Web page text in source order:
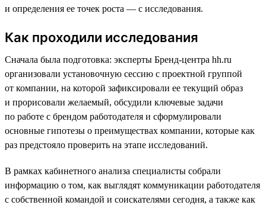
и определения ее точек роста — с исследования.
Как проходили исследования
Сначала была подготовка: эксперты Бренд-центра hh.ru
организовали установочную сессию с проектной группой
от компании, на которой зафиксировали ее текущий образ
и прорисовали желаемый, обсудили ключевые задачи
по работе с брендом работодателя и сформулировали
основные гипотезы о преимуществах компании, которые как
раз предстояло проверить на этапе исследований.
В рамках кабинетного анализа специалисты собрали
информацию о том, как выглядят коммуникации работодателя
с собственной командой и соискателями сегодня, а также как